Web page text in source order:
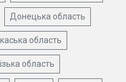
Донецька область
область
область